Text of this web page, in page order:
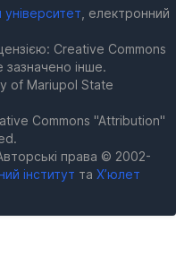
, електронний
Creative Commons
інше.
of Mariupol State
Commons "Attribution"
права © 2002-
інститут та Х’юлет